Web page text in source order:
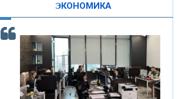
КОНТАКТЫ
Скорость - один из главных трендов в
кредитовании бизнеса - «Интервью»
ЭКОНОМИКА